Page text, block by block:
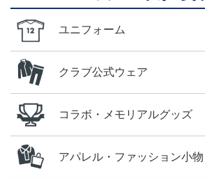
ユニフォーム
クラブ公式ウェア
コラボ・メモリアルグッズ
アパレル・ファッション小物